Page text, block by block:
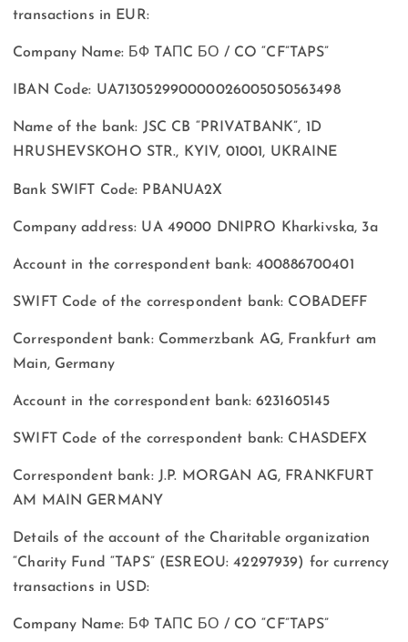
transactions in EUR:
Company Name: БФ TAПC БО / CO “CF”TAPS”
IBAN Code: UA713052990000026005050563498
Name of the bank: JSC CB “PRIVATBANK”, 1D
HRUSHEVSKOHO STR., KYIV, 01001, UKRAINE
Bank SWIFT Code: PBANUA2X
Company address: UA 49000 DNIPRO Kharkivska, 3a
Account in the correspondent bank: 400886700401
SWIFT Code of the correspondent bank: COBADEFF
Correspondent bank: Commerzbank AG, Frankfurt am
Main, Germany
Account in the correspondent bank: 6231605145
SWIFT Code of the correspondent bank: CHASDEFX
Correspondent bank: J.P. MORGAN AG, FRANKFURT
AM MAIN GERMANY
Details of the account of the Charitable organization
“Charity Fund “TAPS” (ESREOU: 42297939) for currency
transactions in USD:
Company Name: БФ TAПC БО / CO “CF”TAPS”